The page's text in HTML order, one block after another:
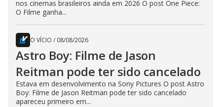
nos cinemas brasileiros ainda em 2026 O post One Piece:
O Filme ganha...
O VÍCIO / 08/08/2026
Astro Boy: Filme de Jason
Reitman pode ter sido cancelado
Estava em desenvolvimento na Sony Pictures O post Astro
Boy: Filme de Jason Reitman pode ter sido cancelado
apareceu primeiro em...